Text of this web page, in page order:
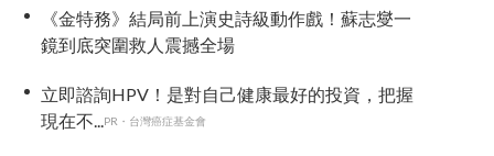
《金特務》結局前上演史詩級動作戲！蘇志燮一
鏡到底突圍救人震撼全場
立即諮詢HPV！是對自己健康最好的投資，把握
現在不...PR・台灣癌症基金會